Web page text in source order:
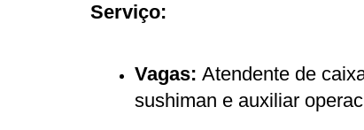
Serviço:
Vagas: Atendente de
sushiman e auxiliar